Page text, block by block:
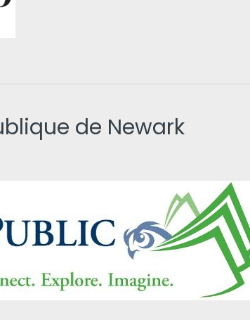
de Newark